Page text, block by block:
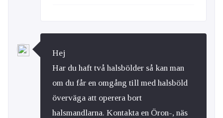
Hej
Har du haft två halsbölder så kan man
om du får en omgång till med halsböld
överväga att operera bort
halsmandlarna. Kontakta en Öron-, näs